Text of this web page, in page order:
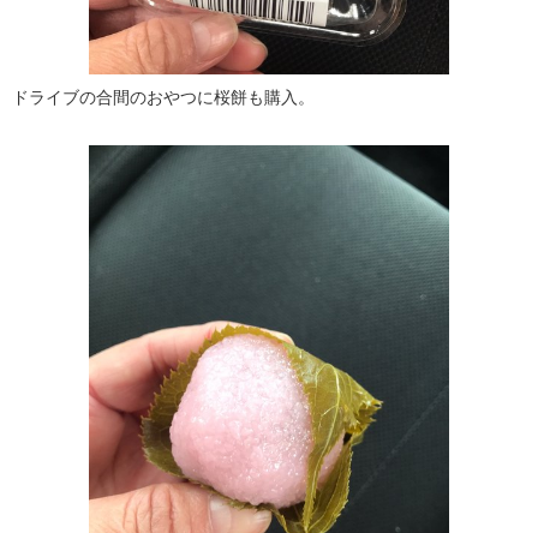
ドライブの合間のおやつに桜餅も購入。